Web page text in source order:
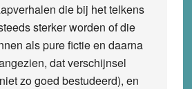
die bij het telkens
sterker worden of die
als pure fictie en daarna
dat verschijnsel
zo goed bestudeerd), en